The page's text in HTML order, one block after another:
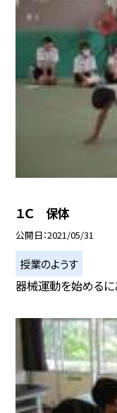
１Ｃ 保体
公開日 2021/05/31
授業のようす
器械運動を始めるに